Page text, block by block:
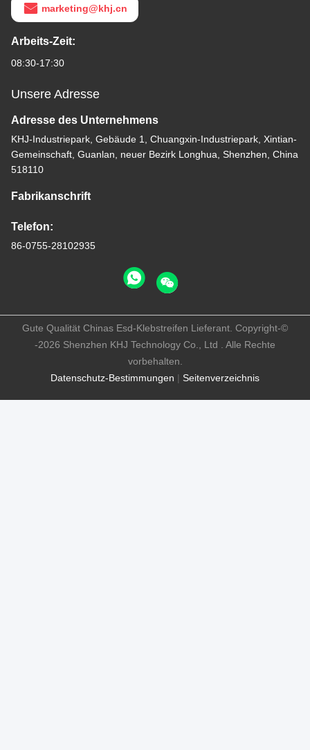
marketing@khj.cn
Arbeits-Zeit:
08:30-17:30
Unsere Adresse
Adresse des Unternehmens
KHJ-Industriepark, Gebäude 1, Chuangxin-Industriepark, Xintian-
Gemeinschaft, Guanlan, neuer Bezirk Longhua, Shenzhen, China
518110
Fabrikanschrift
Telefon:
86-0755-28102935
Datenschutz-Bestimmungen | Seitenverzeichnis
Gute Qualität Chinas Esd-Klebstreifen Lieferant. Copyright-©
-2026 Shenzhen KHJ Technology Co., Ltd . Alle Rechte
vorbehalten.